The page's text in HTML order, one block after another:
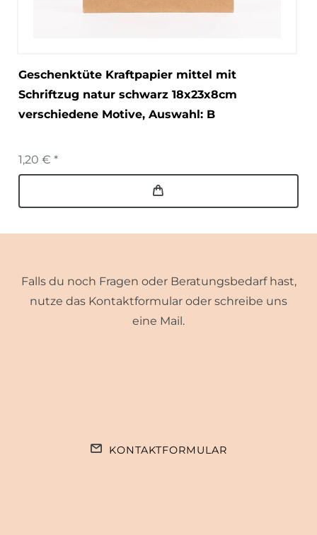
Geschenktüte Kraftpapier mittel mit
Schriftzug natur schwarz 18x23x8cm
verschiedene Motive, Auswahl: B
1,20 € *
Falls du noch Fragen oder Beratungsbedarf hast,
nutze das Kontaktformular oder schreibe uns
eine Mail.
KONTAKTFORMULAR